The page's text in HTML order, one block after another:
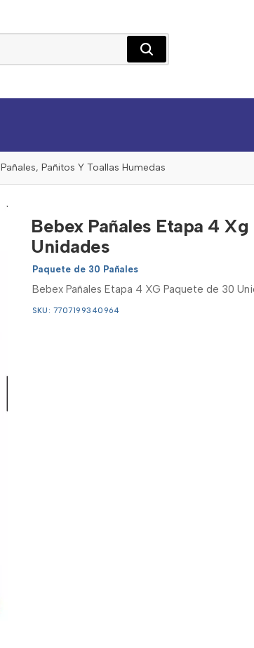
Pañales, Pañitos Y Toallas Humedas
Bebex Pañales Etapa 4
Unidades
Paquete de 30 Pañales
Bebex Pañales Etapa 4 XG Paquete de 30
SKU: 7707199340964